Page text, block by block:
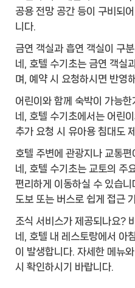
공용 전망 공간 등이 구비되
니다.
금연 객실과 흡연 객실이 구
네, 호텔 수기초는 금연 객실
며, 예약 시 요청하시면 반영
어린이와 함께 숙박이 가능한
네, 호텔 수기초에서는 어린
추가 요청 시 유아용 침대도
호텔 주변에 관광지나 교통
네, 호텔 수기초는 교토의 주
편리하게 이동하실 수 있습니
도보 또는 버스로 쉽게 접근
조식 서비스가 제공되나요?
네, 호텔 내 레스토랑에서 아
이 발생합니다. 자세한 메뉴
시 확인하시기 바랍니다.